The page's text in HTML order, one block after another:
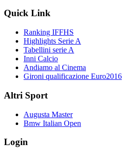
Quick Link
Ranking IFFHS
Highlights Serie A
Tabellini serie A
Inni Calcio
Andiamo al Cinema
Gironi qualificazione Euro2016
Altri Sport
Augusta Master
Bmw Italian Open
Login